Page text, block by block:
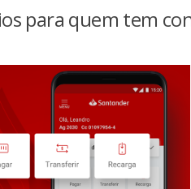
para quem tem